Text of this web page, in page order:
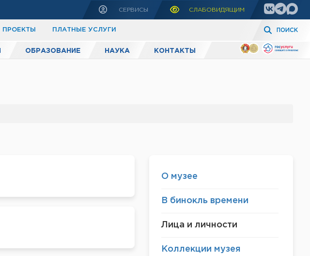
СЕРВИСЫ СЛАБОВИДЯЩИМ
ПРОЕКТЫ ПЛАТНЫЕ УСЛУГИ ПОИСК
ОБРАЗОВАНИЕ НАУКА КОНТАКТЫ
О музее
В бинокль времени
Лица и личности
Коллекции музея